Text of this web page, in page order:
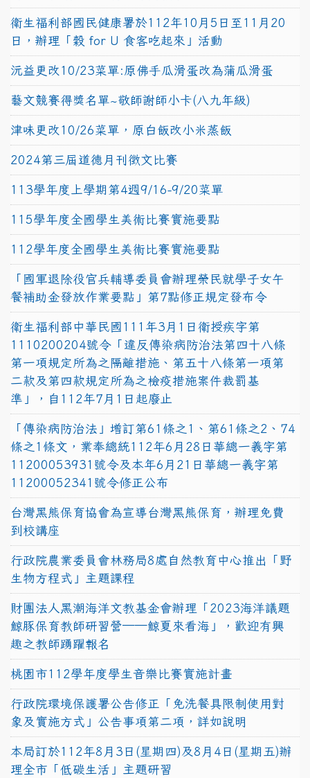
衛生福利部國民健康署於112年10月5日至11月20
日，辦理「穀 for U 食客吃起來」活動
沅益更改10/23菜單:原佛手瓜滑蛋改為蒲瓜滑蛋
藝文競賽得獎名單~敬師謝師小卡(八九年級)
津味更改10/26菜單，原白飯改小米蒸飯
2024第三屆道德月刊徵文比賽
113學年度上學期第4週9/16-9/20菜單
115學年度全國學生美術比賽實施要點
112學年度全國學生美術比賽實施要點
「國軍退除役官兵輔導委員會辦理榮民就學子女午
餐補助金發放作業要點」第7點修正規定發布令
衛生福利部中華民國111年3月1日衛授疾字第
1110200204號令「違反傳染病防治法第四十八條
第一項規定所為之隔離措施、第五十八條第一項第
二款及第四款規定所為之檢疫措施案件裁罰基
準」，自112年7月1日起廢止
「傳染病防治法」增訂第61條之1、第61條之2、74
條之1條文，業奉總統112年6月28日華總一義字第
11200053931號令及本年6月21日華總一義字第
11200052341號令修正公布
台灣黑熊保育協會為宣導台灣黑熊保育，辦理免費
到校講座
行政院農業委員會林務局8處自然教育中心推出「野
生物方程式」主題課程
財團法人黑潮海洋文教基金會辦理「2023海洋議題
鯨豚保育教師研習營──鯨夏來看海」，歡迎有興
趣之教師踴躍報名
桃園市112學年度學生音樂比賽實施計畫
行政院環境保護署公告修正「免洗餐具限制使用對
象及實施方式」公告事項第二項，詳如說明
本局訂於112年8月3日(星期四)及8月4日(星期五)辦
理全市「低碳生活」主題研習